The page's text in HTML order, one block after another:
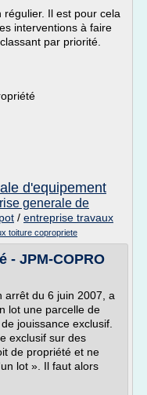
Il est pour cela
interventions à faire
par priorité.
d'equipement
generale de
/ entreprise travaux
toiture copropriete
- JPM-COPRO
arrêt du 6 juin 2007, a
lot une parcelle de
jouissance exclusif.
exclusif sur des
de propriété et ne
lot ». Il faut alors